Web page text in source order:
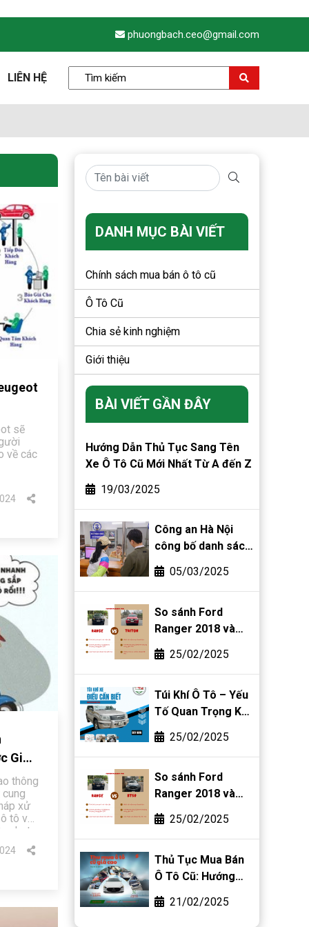
phuongbach.ceo@gmail.com
LIÊN HỆ
sẽ
về các
Giấy
thông
xử
tô và
phạt
máy
DANH MỤC BÀI VIẾT
Chính sách mua bán ô tô cũ
Ô Tô Cũ
Chia sẻ kinh nghiệm
Giới thiệu
BÀI VIẾT GẦN ĐÂY
Hướng Dẫn Thủ Tục Sang Tên
Xe Ô Tô Cũ Mới Nhất Từ A đến Z
19/03/2025
Công an Hà Nội
công bố danh sách
phường, xã được
phân cấp đăng ký
biển số xe
05/03/2025
So sánh Ford
Ranger 2018 và
Mitsubishi Triton
2018
25/02/2025
Túi Khí Ô Tô – Yếu
Tố Quan Trọng Khi
25/02/2025
So sánh Ford
Ranger 2018 và
Mazda BT-50 2018
25/02/2025
Thủ Tục Mua Bán
Ô Tô Cũ: Hướng
Z
21/02/2025